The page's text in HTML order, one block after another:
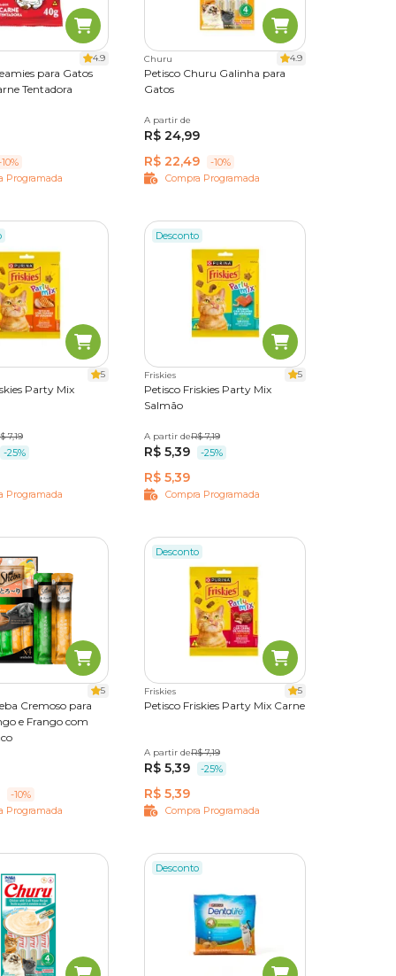
do
ou
ou
4.9
para Gatos
Tentadora
Programada
Churu 4.9
Petisco Churu Galinha para
Gatos
56 g
A partir de
R$ 24,99
R$ 22,49
-10%
Compra Programada
5
Party Mix
7,19
-25%
Programada
Desconto
Friskies 5
Petisco Friskies Party Mix
Salmão
40 g
A partir deR$ 7,19
R$ 5,39 -25%
R$ 5,39
Compra Programada
5
Cremoso para
e Frango com
-10%
Programada
Desconto
Friskies 5
Petisco Friskies Party Mix Carne
40 g
A partir deR$ 7,19
R$ 5,39 -25%
R$ 5,39
Compra Programada
Desconto